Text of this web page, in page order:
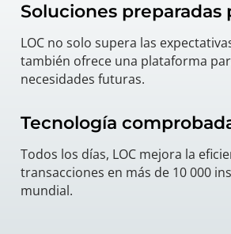
Soluciones preparadas
LOC no solo supera las
también ofrece una plataforma
necesidades futuras.
Tecnología
Todos los días, LOC mejora la
transacciones en más de 10 000
mundial.